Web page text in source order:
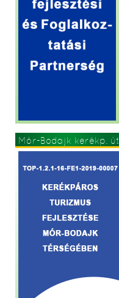
Mór-Bodajk kerékp. út